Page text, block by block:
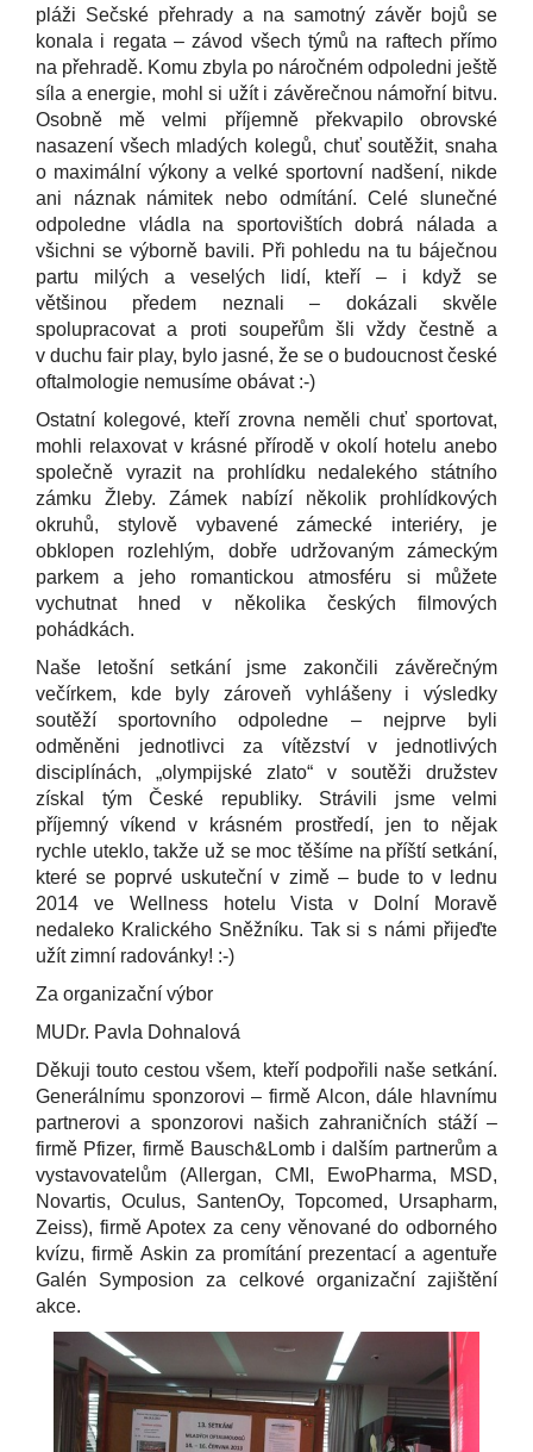
pláži Sečské přehrady a na samotný závěr bojů se
konala i regata – závod všech týmů na raftech přímo
na přehradě. Komu zbyla po náročném odpoledni ještě
síla a energie, mohl si užít i závěrečnou námořní bitvu.
Osobně mě velmi příjemně překvapilo obrovské
nasazení všech mladých kolegů, chuť soutěžit, snaha
o maximální výkony a velké sportovní nadšení, nikde
ani náznak námitek nebo odmítání. Celé slunečné
odpoledne vládla na sportovištích dobrá nálada a
všichni se výborně bavili. Při pohledu na tu báječnou
partu milých a veselých lidí, kteří – i když se
většinou předem neznali – dokázali skvěle
spolupracovat a proti soupeřům šli vždy čestně a
v duchu fair play, bylo jasné, že se o budoucnost české
oftalmologie nemusíme obávat :-)
Ostatní kolegové, kteří zrovna neměli chuť sportovat,
mohli relaxovat v krásné přírodě v okolí hotelu anebo
společně vyrazit na prohlídku nedalekého státního
zámku Žleby. Zámek nabízí několik prohlídkových
okruhů, stylově vybavené zámecké interiéry, je
obklopen rozlehlým, dobře udržovaným zámeckým
parkem a jeho romantickou atmosféru si můžete
vychutnat hned v několika českých filmových
pohádkách.
Naše letošní setkání jsme zakončili závěrečným
večírkem, kde byly zároveň vyhlášeny i výsledky
soutěží sportovního odpoledne – nejprve byli
odměněni jednotlivci za vítězství v jednotlivých
disciplínách, „olympijské zlato“ v soutěži družstev
získal tým České republiky. Strávili jsme velmi
příjemný víkend v krásném prostředí, jen to nějak
rychle uteklo, takže už se moc těšíme na příští setkání,
které se poprvé uskuteční v zimě – bude to v lednu
2014 ve Wellness hotelu Vista v Dolní Moravě
nedaleko Kralického Sněžníku. Tak si s námi přijeďte
užít zimní radovánky! :-)
Za organizační výbor
MUDr. Pavla Dohnalová
Děkuji touto cestou všem, kteří podpořili naše setkání.
Generálnímu sponzorovi – firmě Alcon, dále hlavnímu
partnerovi a sponzorovi našich zahraničních stáží –
firmě Pfizer, firmě Bausch&Lomb i dalším partnerům a
vystavovatelům (Allergan, CMI, EwoPharma, MSD,
Novartis, Oculus, SantenOy, Topcomed, Ursapharm,
Zeiss), firmě Apotex za ceny věnované do odborného
kvízu, firmě Askin za promítání prezentací a agentuře
Galén Symposion za celkové organizační zajištění
akce.